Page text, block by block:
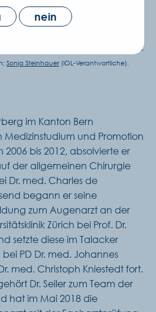
Zuzahlung sowie EDOF und torische IOLs.
Sonja Steinhauer(IOL-Verantwortliche).
im Kanton Bern
und Promotion
2006 bis 2012, absolvierte er
der allgemeinen Chirurgie
Dr. med. Charles de
begann er seine
zum Augenarzt an der
Zürich bei Prof. Dr.
setzte diese im Talacker
PD Dr. med. Johannes
med. Christoph Kniestedt fort.
Dr. Seiler zum Team der
hat im Mai 2018 die
nein